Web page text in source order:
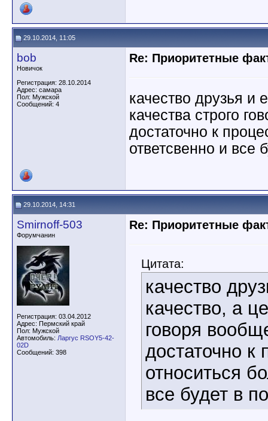
29.10.2014, 11:05
bob
Новичок
Регистрация: 28.10.2014
Адрес: самара
Пол: Мужской
Сообщений: 4
Re: Приоритетные
качество друзья и
качества строго
достаточно к
ответсвенно и все
29.10.2014, 14:31
Smirnoff-503
Форумчанин
Регистрация: 03.04.2012
Адрес: Пермский край
Пол: Мужской
Автомобиль: Ларгус RSOY5-42-
02D
Сообщений: 398
Re: Приоритетные
Цитата:
качество
качество, а
говоря
достаточно к
относиться
все будет в